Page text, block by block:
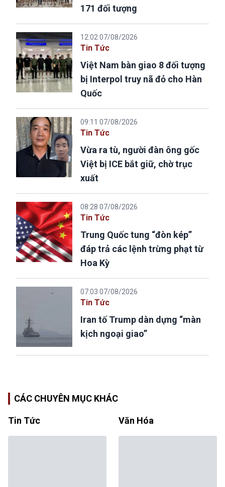
171 đối tượng
12:02 07/08/2026
Tin Tức
Việt Nam bàn giao 8 đối tượng
bị Interpol truy nã đỏ cho Hàn
Quốc
09:11 07/08/2026
Tin Tức
Vừa ra tù, người đàn ông gốc
Việt bị ICE bắt giữ, chờ trục
xuất
08:28 07/08/2026
Tin Tức
Trung Quốc tung “đòn kép”
đáp trả các lệnh trừng phạt từ
Hoa Kỳ
07:03 07/08/2026
Tin Tức
Iran tố Trump dàn dựng “màn
kịch ngoại giao”
CÁC CHUYÊN MỤC KHÁC
Tin Tức Văn Hóa